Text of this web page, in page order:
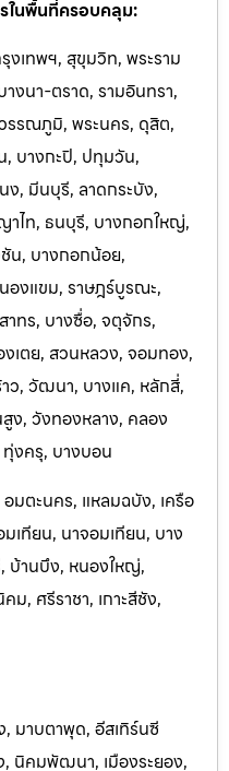
ในพื้นที่ครอบคลุม:
งเทพฯ, สุขุมวิท, พระราม
างนา-ตราด, รามอินทรา,
รรณภูมิ, พระนคร, ดุสิต,
, บางกะปิ, ปทุมวัน,
ง, มีนบุรี, ลาดกระบัง,
ไท, ธนบุรี, บางกอกใหญ่,
น, บางกอกน้อย,
องแขม, ราษฎร์บูรณะ,
ทร, บางซื่อ, จตุจักร,
เตย, สวนหลวง, จอมทอง,
ว, วัฒนา, บางแค, หลักสี่,
ง, วังทองหลาง, คลอง
งครุ, บางบอน
มตะนคร, แหลมฉบัง, เครือ
เทียน, นาจอมเทียน, บาง
บ้านบึง, หนองใหญ่,
, ศรีราชา, เกาะสีชัง,
, มาบตาพุด, อีสเทิร์นซี
นิคมพัฒนา, เมืองระยอง,